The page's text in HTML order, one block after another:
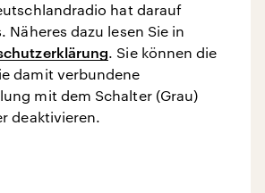
hat darauf
Näheres dazu lesen Sie in
. Sie können die
damit verbundene
mit dem Schalter (Grau)
deaktivieren.